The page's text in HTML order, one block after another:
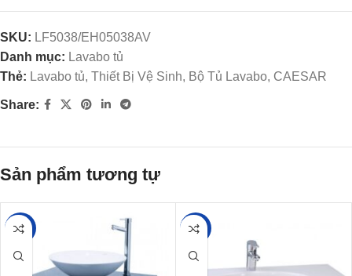
SKU: LF5038/EH05038AV
Danh mục: Lavabo tủ
Thẻ: Lavabo tủ, Thiết Bị Vệ Sinh, Bộ Tủ Lavabo, CAESAR
Share:
Sản phẩm tương tự
-23% -22%